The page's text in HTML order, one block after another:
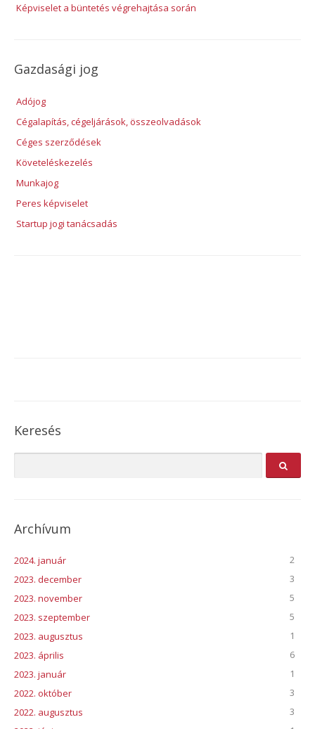
Képviselet a büntetés végrehajtása során
Gazdasági jog
Adójog
Cégalapítás, cégeljárások, összeolvadások
Céges szerződések
Követeléskezelés
Munkajog
Peres képviselet
Startup jogi tanácsadás
Keresés
Archívum
2024. január
2
2023. december
3
2023. november
5
2023. szeptember
5
2023. augusztus
1
2023. április
6
2023. január
1
2022. október
3
2022. augusztus
3